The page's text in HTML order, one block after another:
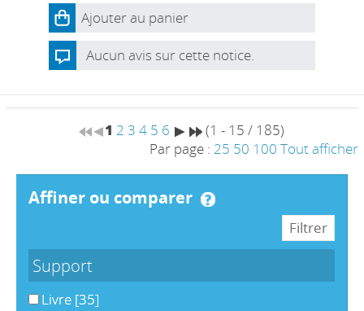
Ajouter au panier
Aucun avis sur cette notice.
1 2 3 4 5 6
(1 - 15 / 185)
Par page : 25 50 100 Tout afficher
affiner ou comparer
Support
Livre [35]